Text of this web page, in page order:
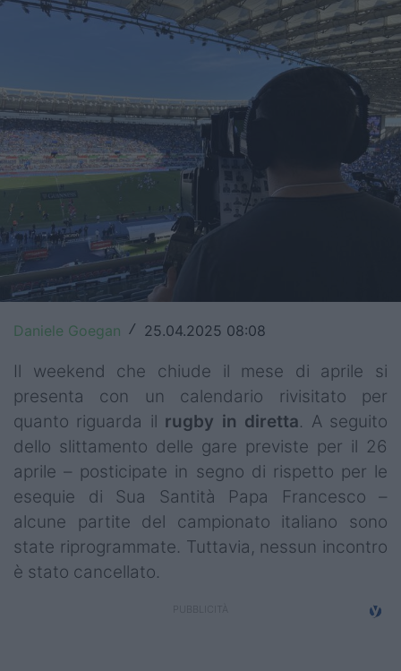
Top14
Premiership
Champions Cup
Challenge Cup
World Rugby
Rugby in TV
Mercato
Serie A Elite
Campionati
Serie A
Daniele Goegan / 25.04.2025 08:08
Il weekend che chiude il mese di aprile si
presenta con un calendario rivisitato per
quanto riguarda il rugby in diretta. A seguito
dello slittamento delle gare previste per il 26
aprile – posticipate in segno di rispetto per le
esequie di Sua Santità Papa Francesco –
alcune partite del campionato italiano sono
state riprogrammate. Tuttavia, nessun incontro
è stato cancellato.